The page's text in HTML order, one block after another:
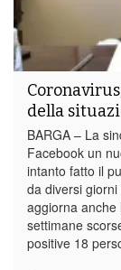
della
BARGA – La
Facebook un
intanto fatto il
da diversi
aggiorna anche
settimane
positive 18